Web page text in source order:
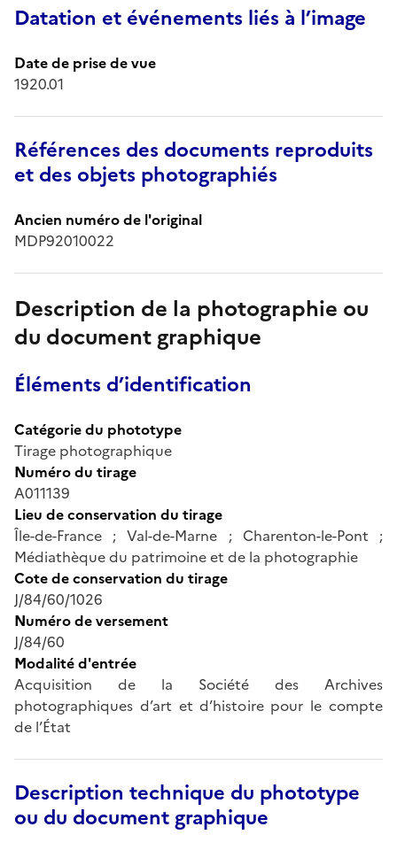
Datation et événements liés à l’image
Date de prise de vue
1920.01
Références des documents reproduits
et des objets photographiés
Ancien numéro de l'original
MDP92010022
Description de la photographie ou
du document graphique
Éléments d’identification
Catégorie du phototype
Tirage photographique
Numéro du tirage
A011139
Lieu de conservation du tirage
Île-de-France ; Val-de-Marne ; Charenton-le-Pont ;
Médiathèque du patrimoine et de la photographie
Cote de conservation du tirage
J/84/60/1026
Numéro de versement
J/84/60
Modalité d'entrée
Acquisition de la Société des Archives
photographiques d’art et d’histoire pour le compte
de l’État
Description technique du phototype
ou du document graphique